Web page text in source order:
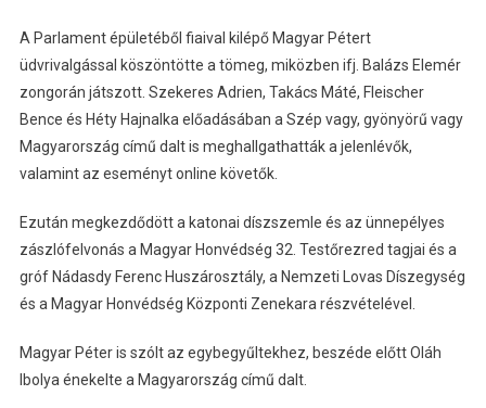
A Parlament épületéből fiaival kilépő Magyar Pétert
üdvrivalgással köszöntötte a tömeg, miközben ifj. Balázs Elemér
zongorán játszott. Szekeres Adrien, Takács Máté, Fleischer
Bence és Héty Hajnalka előadásában a Szép vagy, gyönyörű vagy
Magyarország című dalt is meghallgathatták a jelenlévők,
valamint az eseményt online követők.
Ezután megkezdődött a katonai díszszemle és az ünnepélyes
zászlófelvonás a Magyar Honvédség 32. Testőrezred tagjai és a
gróf Nádasdy Ferenc Huszárosztály, a Nemzeti Lovas Díszegység
és a Magyar Honvédség Központi Zenekara részvételével.
Magyar Péter is szólt az egybegyűltekhez, beszéde előtt Oláh
Ibolya énekelte a Magyarország című dalt.